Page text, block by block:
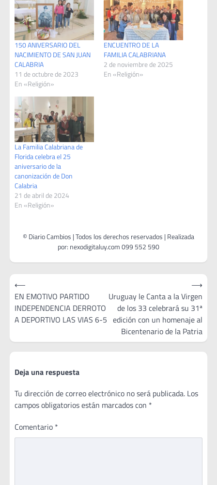
150 ANIVERSARIO DEL
NACIMIENTO DE SAN JUAN
CALABRIA
11 de octubre de 2023
En «Religión»
ENCUENTRO DE LA
FAMILIA CALABRIANA
2 de noviembre de 2025
En «Religión»
La Familia Calabriana de
Florida celebra el 25
aniversario de la
canonización de Don
Calabria
21 de abril de 2024
En «Religión»
Navegación
de
entradas
⟵
EN EMOTIVO PARTIDO
INDEPENDENCIA DERROTO
A DEPORTIVO LAS VIAS 6-5
Uruguay le Canta a la Virgen
de los 33 celebrará su 31ª
edición con un homenaje al
Bicentenario de la Patria
⟶
Deja una respuesta
Tu dirección de correo electrónico no será publicada. Los
campos obligatorios están marcados con *
Comentario *